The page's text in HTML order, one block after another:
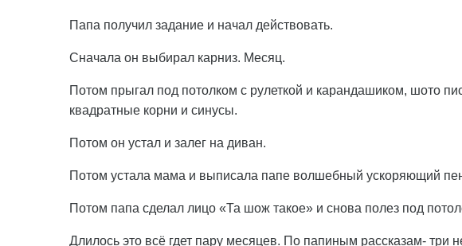
Папа получил задание и начал действовать.
Сначала он выбирал карниз. Месяц.
Потом прыгал под потолком с рулеткой и карандашиком, шото
квадратные корни и синусы.
Потом он устал и залег на диван.
Потом устала мама и выписала папе волшебный ускоряющий
Потом папа сделал лицо «Та шож такое» и снова полез под
Длилось это всё гдет пару месяцев. По папиным рассказам- три